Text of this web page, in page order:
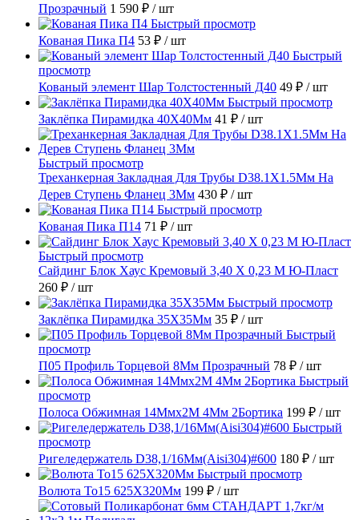
Прозрачный 1 590 ₽ / шт
Быстрый просмотр
Кованая Пика П4 53 ₽ / шт
Быстрый
просмотр
Кованый элемент Шар Толстостенный Д40 49 ₽ / шт
Быстрый просмотр
Заклёпка Пирамидка 40X40Мм 41 ₽ / шт
Быстрый просмотр
Треханкерная Закладная Для Трубы D38.1Х1.5Мм На
Дерев Ступень Фланец 3Мм 430 ₽ / шт
Быстрый просмотр
Кованая Пика П14 71 ₽ / шт
Быстрый просмотр
Сайдинг Блок Хаус Кремовый 3,40 Х 0,23 М Ю-Пласт
260 ₽ / шт
Быстрый просмотр
Заклёпка Пирамидка 35X35Мм 35 ₽ / шт
Быстрый
просмотр
П05 Профиль Торцевой 8Мм Прозрачный 78 ₽ / шт
Быстрый
просмотр
Полоса Обжимная 14Ммх2М 4Мм 2Бортика 199 ₽ / шт
Быстрый
просмотр
Ригеледержатель D38,1/16Мм(Aisi304)#600 180 ₽ / шт
Быстрый просмотр
Волюта То15 625X320Мм 199 ₽ / шт